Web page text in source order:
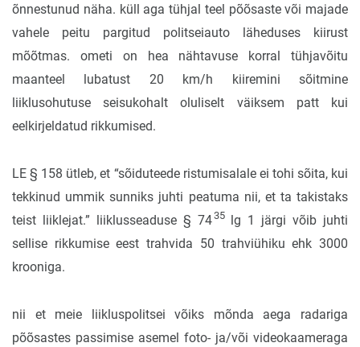
õnnestunud näha. küll aga tühjal teel põõsaste või majade
vahele peitu pargitud politseiauto läheduses kiirust
mõõtmas. ometi on hea nähtavuse korral tühjavõitu
maanteel lubatust 20 km/h kiiremini sõitmine
liiklusohutuse seisukohalt oluliselt väiksem patt kui
eelkirjeldatud rikkumised.
LE § 158 ütleb, et “sõiduteede ristumisalale ei tohi sõita, kui
tekkinud ummik sunniks juhti peatuma nii, et ta takistaks
teist liiklejat.” liiklusseaduse § 7435lg 1 järgi võib juhti
sellise rikkumise eest trahvida 50 trahviühiku ehk 3000
krooniga.
nii et meie liikluspolitsei võiks mõnda aega radariga
põõsastes passimise asemel foto- ja/või videokaameraga